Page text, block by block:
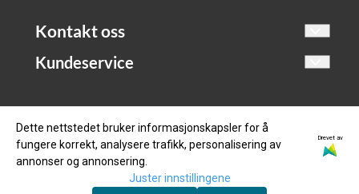
Kontakt oss
Dampern AS
Org. nr. 825155422
Tlf: 90094717
Kundeservice
Logg på
Dette nettstedet bruker informasjonskapsler for å
fungere korrekt, analysere trafikk, personalisering av
annonser og annonsering.
Drevet av
Juster innstillingene